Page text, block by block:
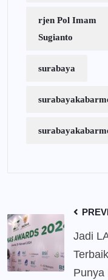
rjen Pol Imam
Sugianto
surabaya
Jadi
Punya